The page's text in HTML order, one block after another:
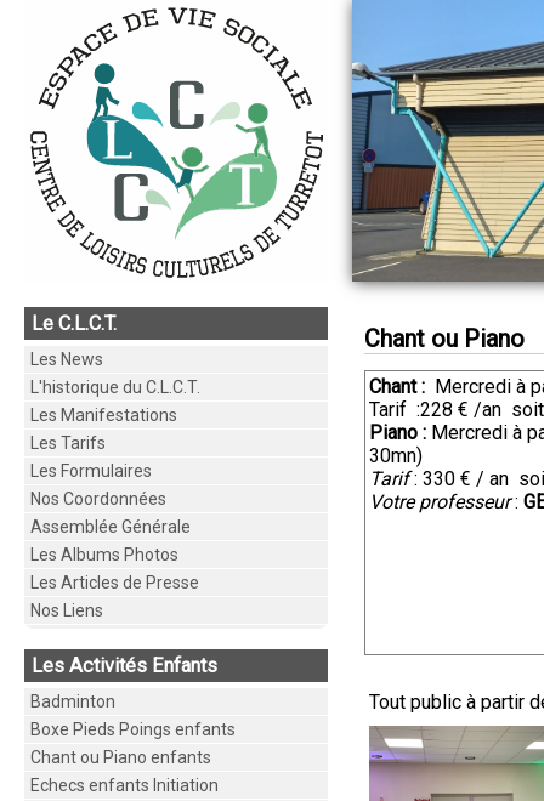
Le C.L.C.T.
Les News
L'historique du C.L.C.T.
Les Manifestations
Les Tarifs
Les Formulaires
Nos Coordonnées
Assemblée Générale
Les Albums Photos
Les Articles de Presse
Nos Liens
Les Activités Enfants
Badminton
Boxe Pieds Poings enfants
Chant ou Piano enfants
Echecs enfants Initiation
Chant ou Piano
Chant : Mercredi à
Tarif :228 € /an
Piano : Mercredi à
30mn)
Tarif: 330 € / an
Votre professeur:
Tout public à partir